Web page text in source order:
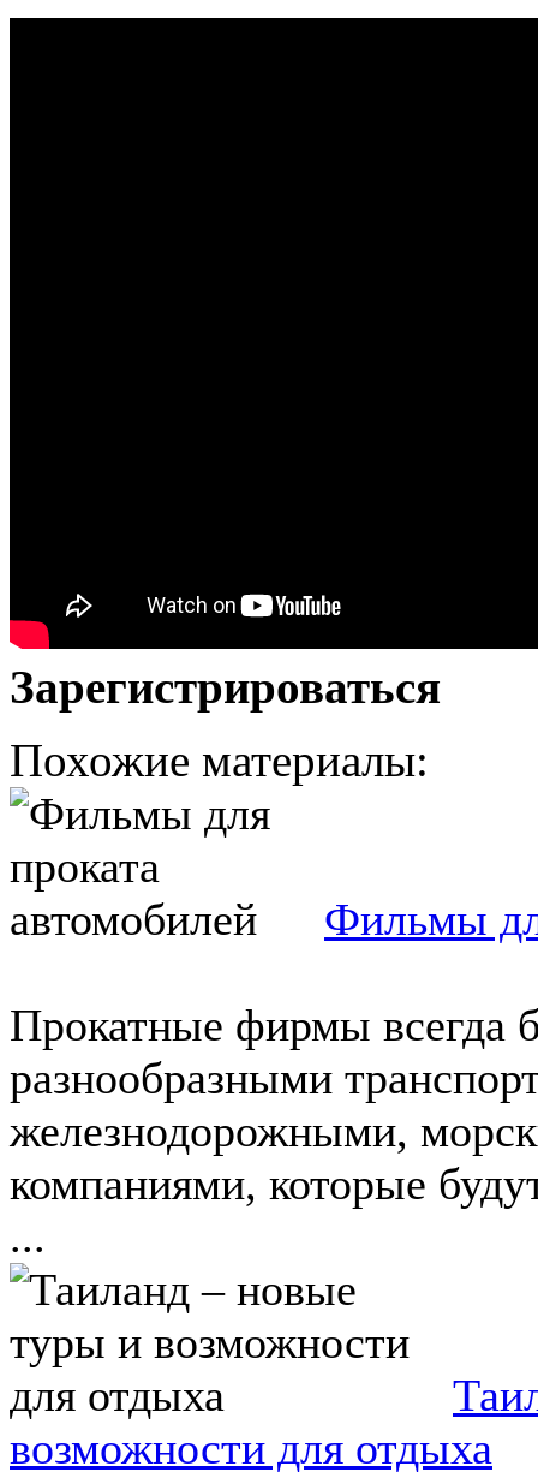
Зарегистрироваться
Похожие материалы:
Фильмы
Прокатные фирмы всегда
разнообразными
железнодорожными,
компаниями, которые
...
возможности для отдыха